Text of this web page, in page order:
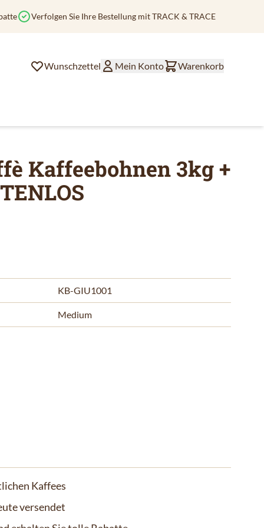
Verfolgen Sie Ihre Bestellung mit TRACK & TRACE
Wunschzettel Mein Konto Warenkorb
Kaffeebohnen 3kg +
KB-GIU1001
Medium
Kaffees
versendet